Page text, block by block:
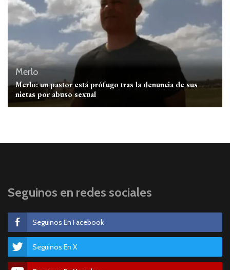
Merlo
Merlo: un pastor está prófugo tras la denuncia de sus
nietas por abuso sexual
Seguinos en redes sociales
Seguinos En Facebook
Seguinos En X